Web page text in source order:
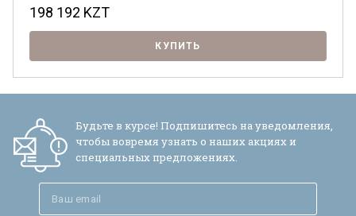
Я ознакомлен сПолитикойв отношении
обработки персональных данных и
198 192 KZT
КУПИТЬ
Будьте в курсе! Подпишитесь на уведомления,
чтобы вовремя узнать о наших акциях и
специальных предложениях.